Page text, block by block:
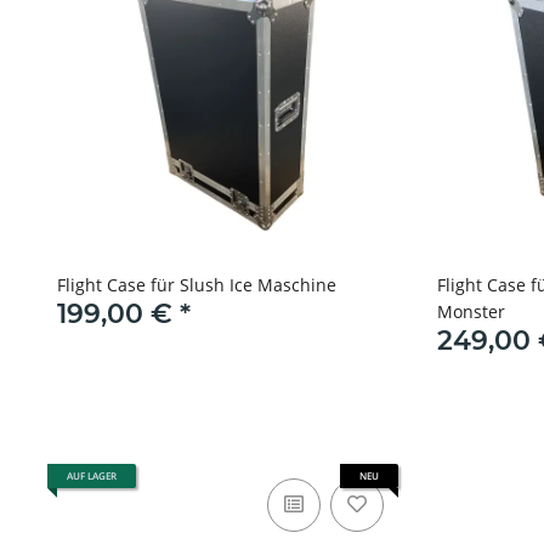
Flight Case für Slush Ice Maschine
199,00 € *
Flight Case
Monster
NEU
AUF LAGER